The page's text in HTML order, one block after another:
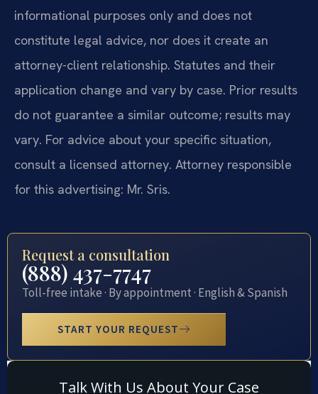
informational purposes only and does not
constitute legal advice, nor does it create an
attorney-client relationship. Statutes and their
application change and vary by case. Prior results
do not guarantee a similar outcome; results may
vary. For advice about your specific situation,
consult a licensed attorney. Attorney responsible
for this advertising: Mr. Sris.
Request a consultation
(888) 437-7747
Toll-free intake · By appointment · English & Spanish
START YOUR REQUEST